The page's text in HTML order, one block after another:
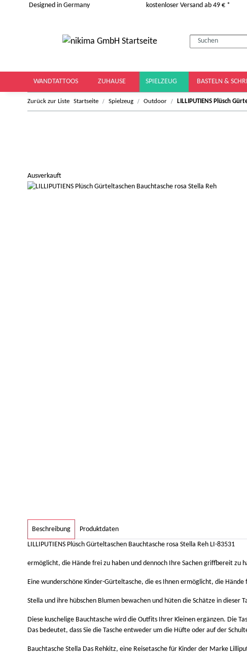
Designed in Germany kostenloser Versand ab 49 € *
WANDTATTOOS ZUHAUSE SPIELZEUG BASTELN &
Zurück zur Liste Startseite Spielzeug Outdoor LILLIPUTIENS Plüsch
Ausverkauft
weitere Registerkarten anzeigen
Beschreibung
Produktdaten
LILLIPUTIENS Plüsch Gürteltaschen Bauchtasche rosa Stella Reh LI-83531
ermöglicht, die Hände frei zu haben und dennoch Ihre Sachen griffbereit zu
Eine wunderschöne Kinder-Gürteltasche, die es Ihnen ermöglicht, die
Stella und ihre hübschen Blumen bewachen und hüten die Schätze in dieser
Diese kuschelige Bauchtasche wird die Outfits Ihrer Kleinen ergänzen. Die
Das bedeutet, dass Sie die Tasche entweder um die Hüfte oder auf der
Bauchtasche Stella Das Rehkitz, eine Reisetasche für Kinder der Marke